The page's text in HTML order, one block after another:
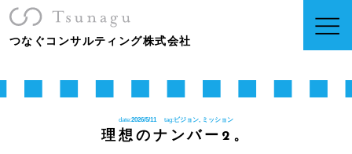
つなぐコンサルティング株式会社
date:2026/5/11 tag:ビジョン, ミッション
理想のナンバー2。